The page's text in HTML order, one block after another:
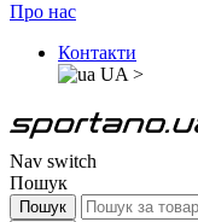
Про нас
Контакти
UA >
Nav switch
Пошук
Пошук